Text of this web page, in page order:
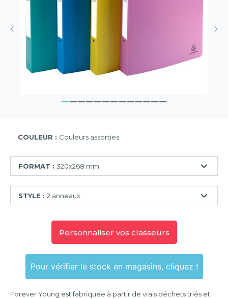
COULEUR : Couleurs assorties
FORMAT : 320x268 mm
mm
STYLE : 2 anneaux
anneaux
Personnaliser vos classeurs
Pour vérifier le stock en magasins, cliquez !
Forever Young est fabriquée à partir de vrais déchets triés et